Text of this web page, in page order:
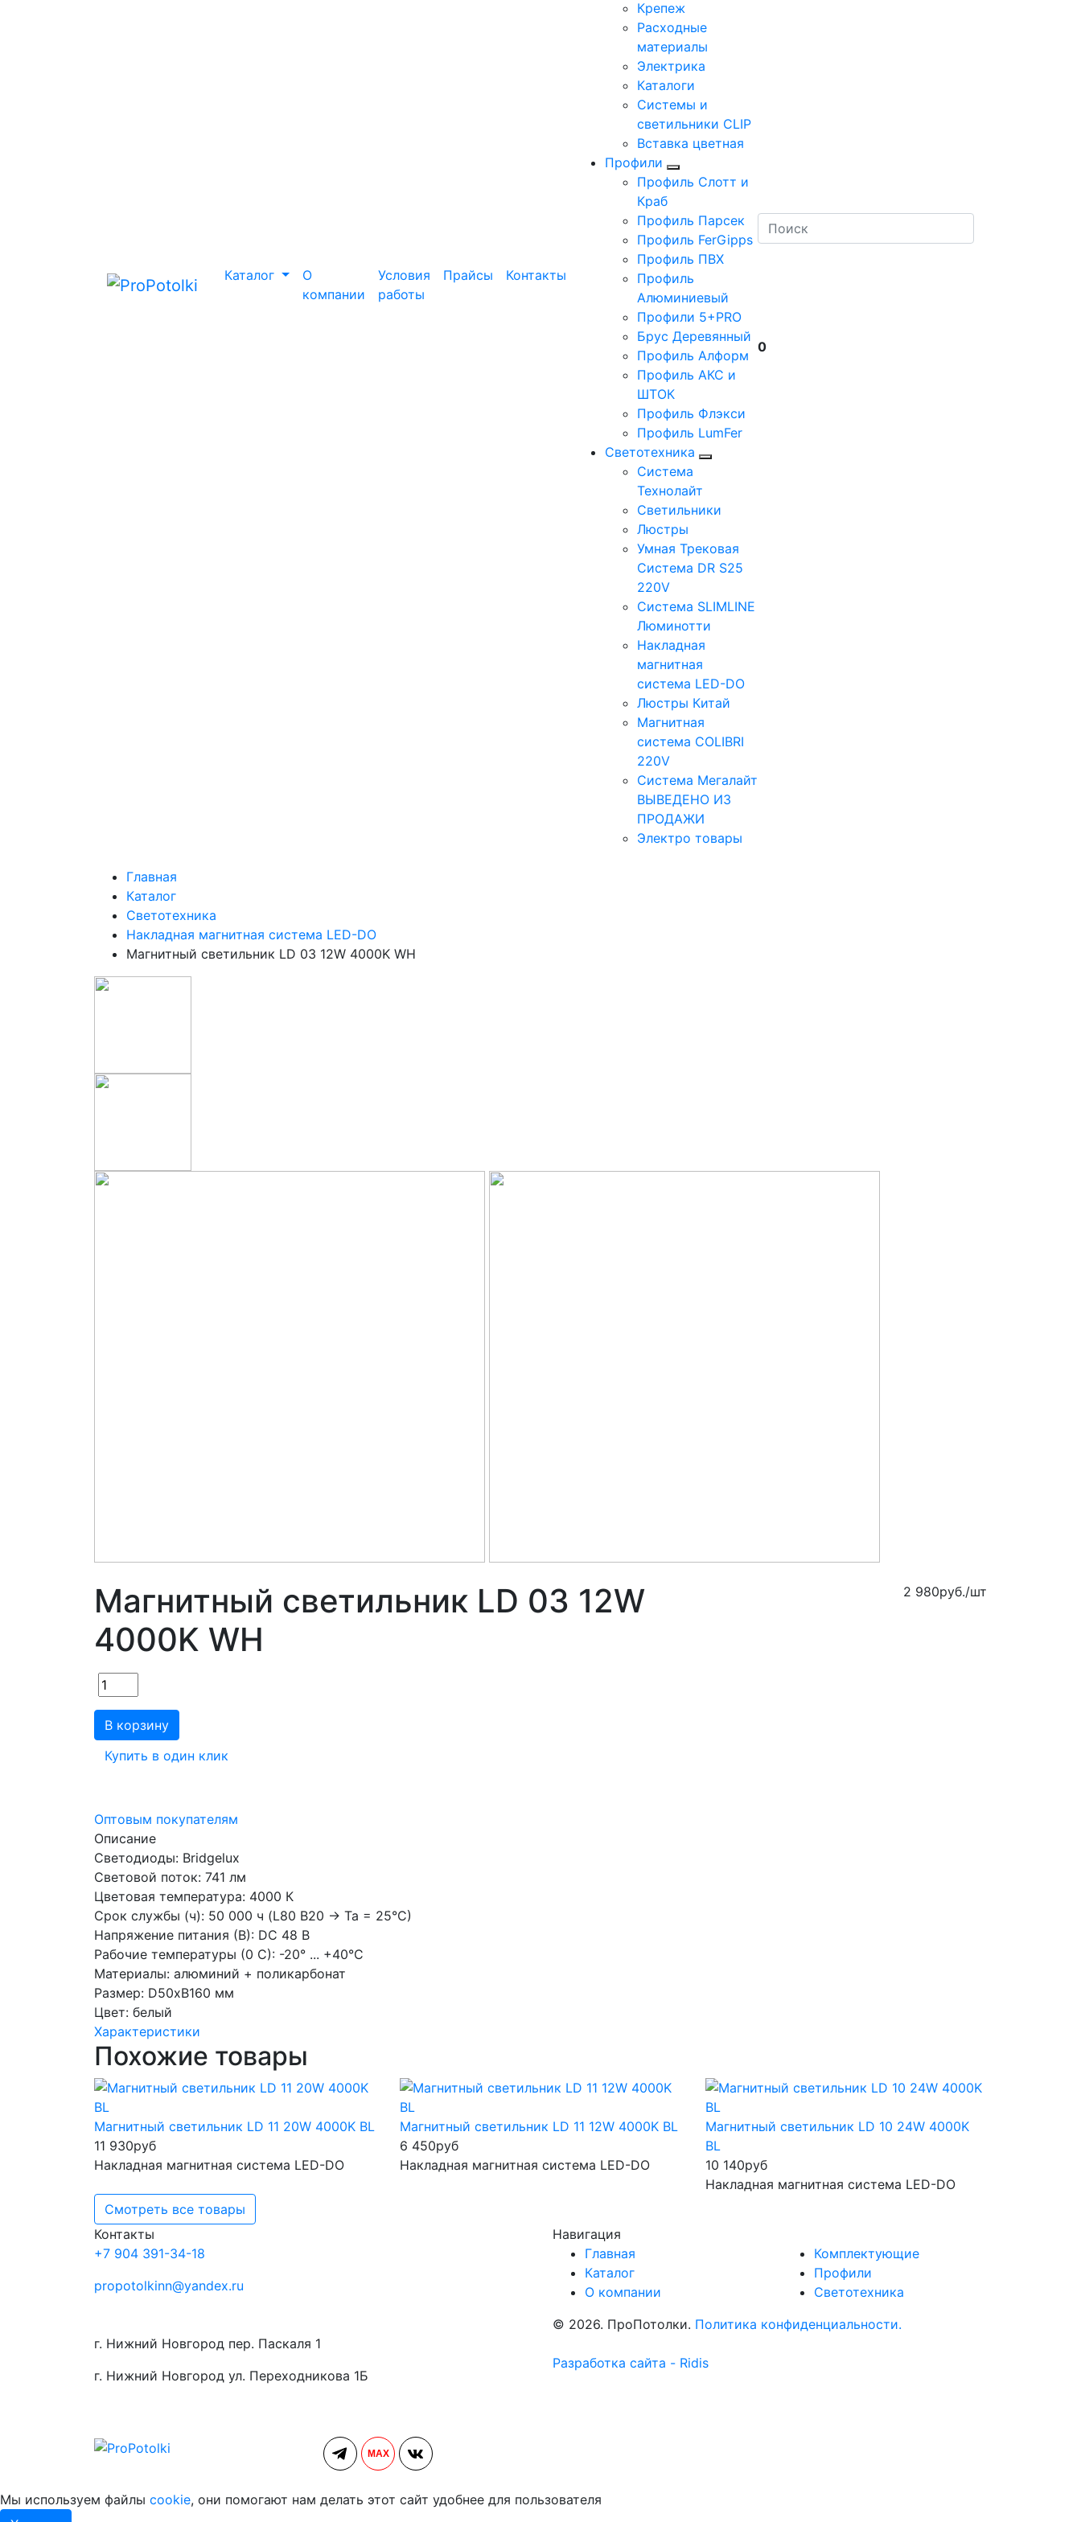
Каталог
О
компании
Условия
работы
Прайсы Контакты
Крепеж
Расходные
материалы
Электрика
Каталоги
Системы и
светильники CLIP
Вставка цветная
Профили
Профиль Слотт и
Краб
Профиль Парсек
Профиль FerGipps
Профиль ПВХ
Профиль
Алюминиевый
Профили 5+PRO
Брус Деревянный
Профиль Алформ
Профиль АКС и
ШТОК
Профиль Флэкси
Профиль LumFer
Светотехника
Система
Технолайт
Светильники
Люстры
Умная Трековая
Система DR S25
220V
Система SLIMLINE
Люминотти
Накладная
магнитная
система LED-DO
Люстры Китай
Магнитная
система COLIBRI
220V
Система Мегалайт
ВЫВЕДЕНО ИЗ
ПРОДАЖИ
Электро товары
0
Главная
Каталог
Светотехника
Накладная магнитная система LED-DO
Магнитный светильник LD 03 12W 4000K WH
Магнитный светильник LD 03 12W
4000K WH
2 980руб./шт
В корзину
Купить в один клик
Оптовым покупателям
Описание
Светодиоды: Bridgelux
Световой поток: 741 лм
Цветовая температура: 4000 К
Срок службы (ч): 50 000 ч (L80 В20 -> Та = 25°С)
Напряжение питания (В): DC 48 В
Рабочие температуры (0 С): -20° ... +40°С
Материалы: алюминий + поликарбонат
Размер: D50хВ160 мм
Цвет: белый
Характеристики
Похожие товары
Магнитный светильник LD 11 20W 4000K BL
11 930руб
Накладная магнитная система LED-DO
Магнитный светильник LD 11 12W 4000K BL
6 450руб
Накладная магнитная система LED-DO
Магнитный светильник LD 10 24W 4000K
BL
10 140руб
Накладная магнитная система LED-DO
Смотреть все товары
Контакты
+7 904 391-34-18
propotolkinn@yandex.ru
г. Нижний Новгород пер. Паскаля 1
г. Нижний Новгород ул. Переходникова 1Б
MAX
Навигация
Главная
Каталог
О компании
Комплектующие
Профили
Светотехника
© 2026. ПроПотолки. Политика конфиденциальности.
Разработка сайта - Ridis
Мы используем файлы cookie, они помогают нам делать этот сайт удобнее для пользователя